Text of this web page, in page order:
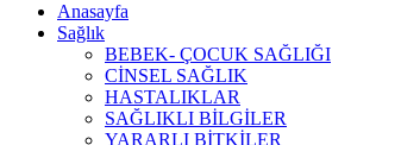
Anasayfa
Sağlık
BEBEK- ÇOCUK SAĞLIĞI
CİNSEL SAĞLIK
HASTALIKLAR
SAĞLIKLI BİLGİLER
YARARLI BİTKİLER